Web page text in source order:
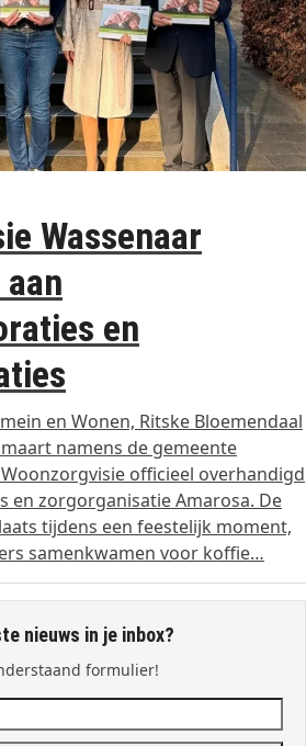
Wassenaar
en
en Wonen, Ritske Bloemendaal
namens de gemeente
officieel overhandigd
en zorgorganisatie Amarosa. De
tijdens een feestelijk moment,
samenkwamen voor koffie…
nieuws in je inbox?
formulier!